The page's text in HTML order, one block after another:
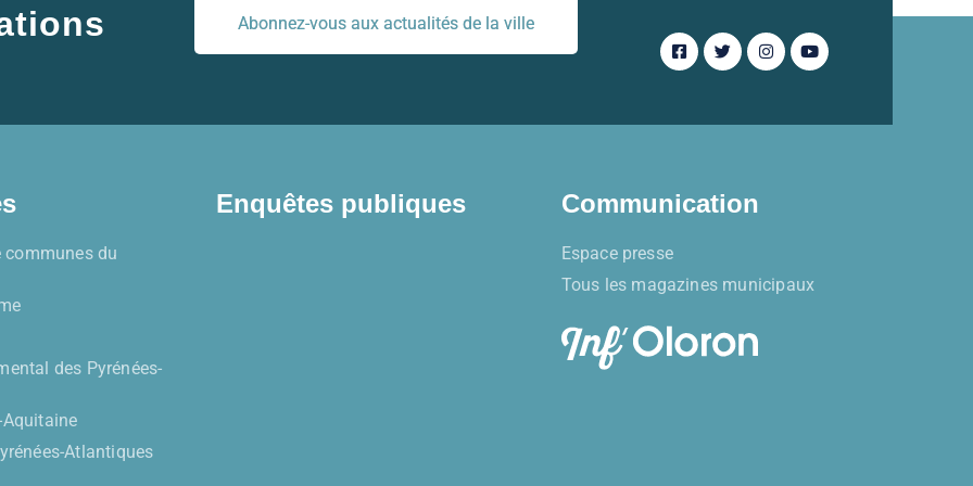
Abonnez-vous aux actualités de la ville
communes du
des Pyrénées-
Atlantiques
Enquêtes publiques Communication
Espace presse
Tous les magazines municipaux